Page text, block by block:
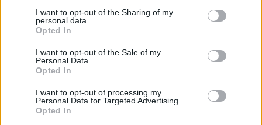
not limited to your visit or usage behaviour. You may click to
grant or deny consent to Google and its third-party tags to
use your data for below specified purposes in below Google
consent section.
I want to opt-out of the Sharing of my
personal data.
Opted In
I want to opt-out of the Sale of my
Personal Data.
Opted In
I want to opt-out of processing my
Personal Data for Targeted Advertising.
Opted In
ellenfele az egyetlen, akit elítélt bűnözőnek
Trump megkérdőjelezhető kijelentésekkel
Kijelentette, hogy a kék államoknak nevezett,
demokraták által vezetett vidékeken gyilkolják a